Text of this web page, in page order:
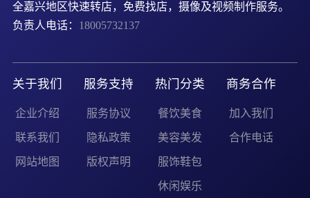
全嘉兴地区快速转店，免费找店，摄像及视频制作服务。
负责人电话： 18005732137
关于我们
企业介绍
联系我们
网站地图
服务支持
服务协议
隐私政策
版权声明
热门分类
餐饮美食
美容美发
服饰鞋包
休闲娱乐
商务合作
加入我们
合作电话